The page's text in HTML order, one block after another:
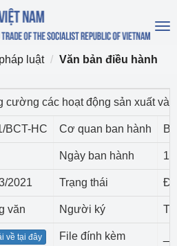
luật Văn bản điều hành
cường các hoạt động sản xuất và
BCT-HC Cơ quan ban hành
Ngày ban hành
2021 Trạng thái
văn Người ký
về tại đây File đính kèm